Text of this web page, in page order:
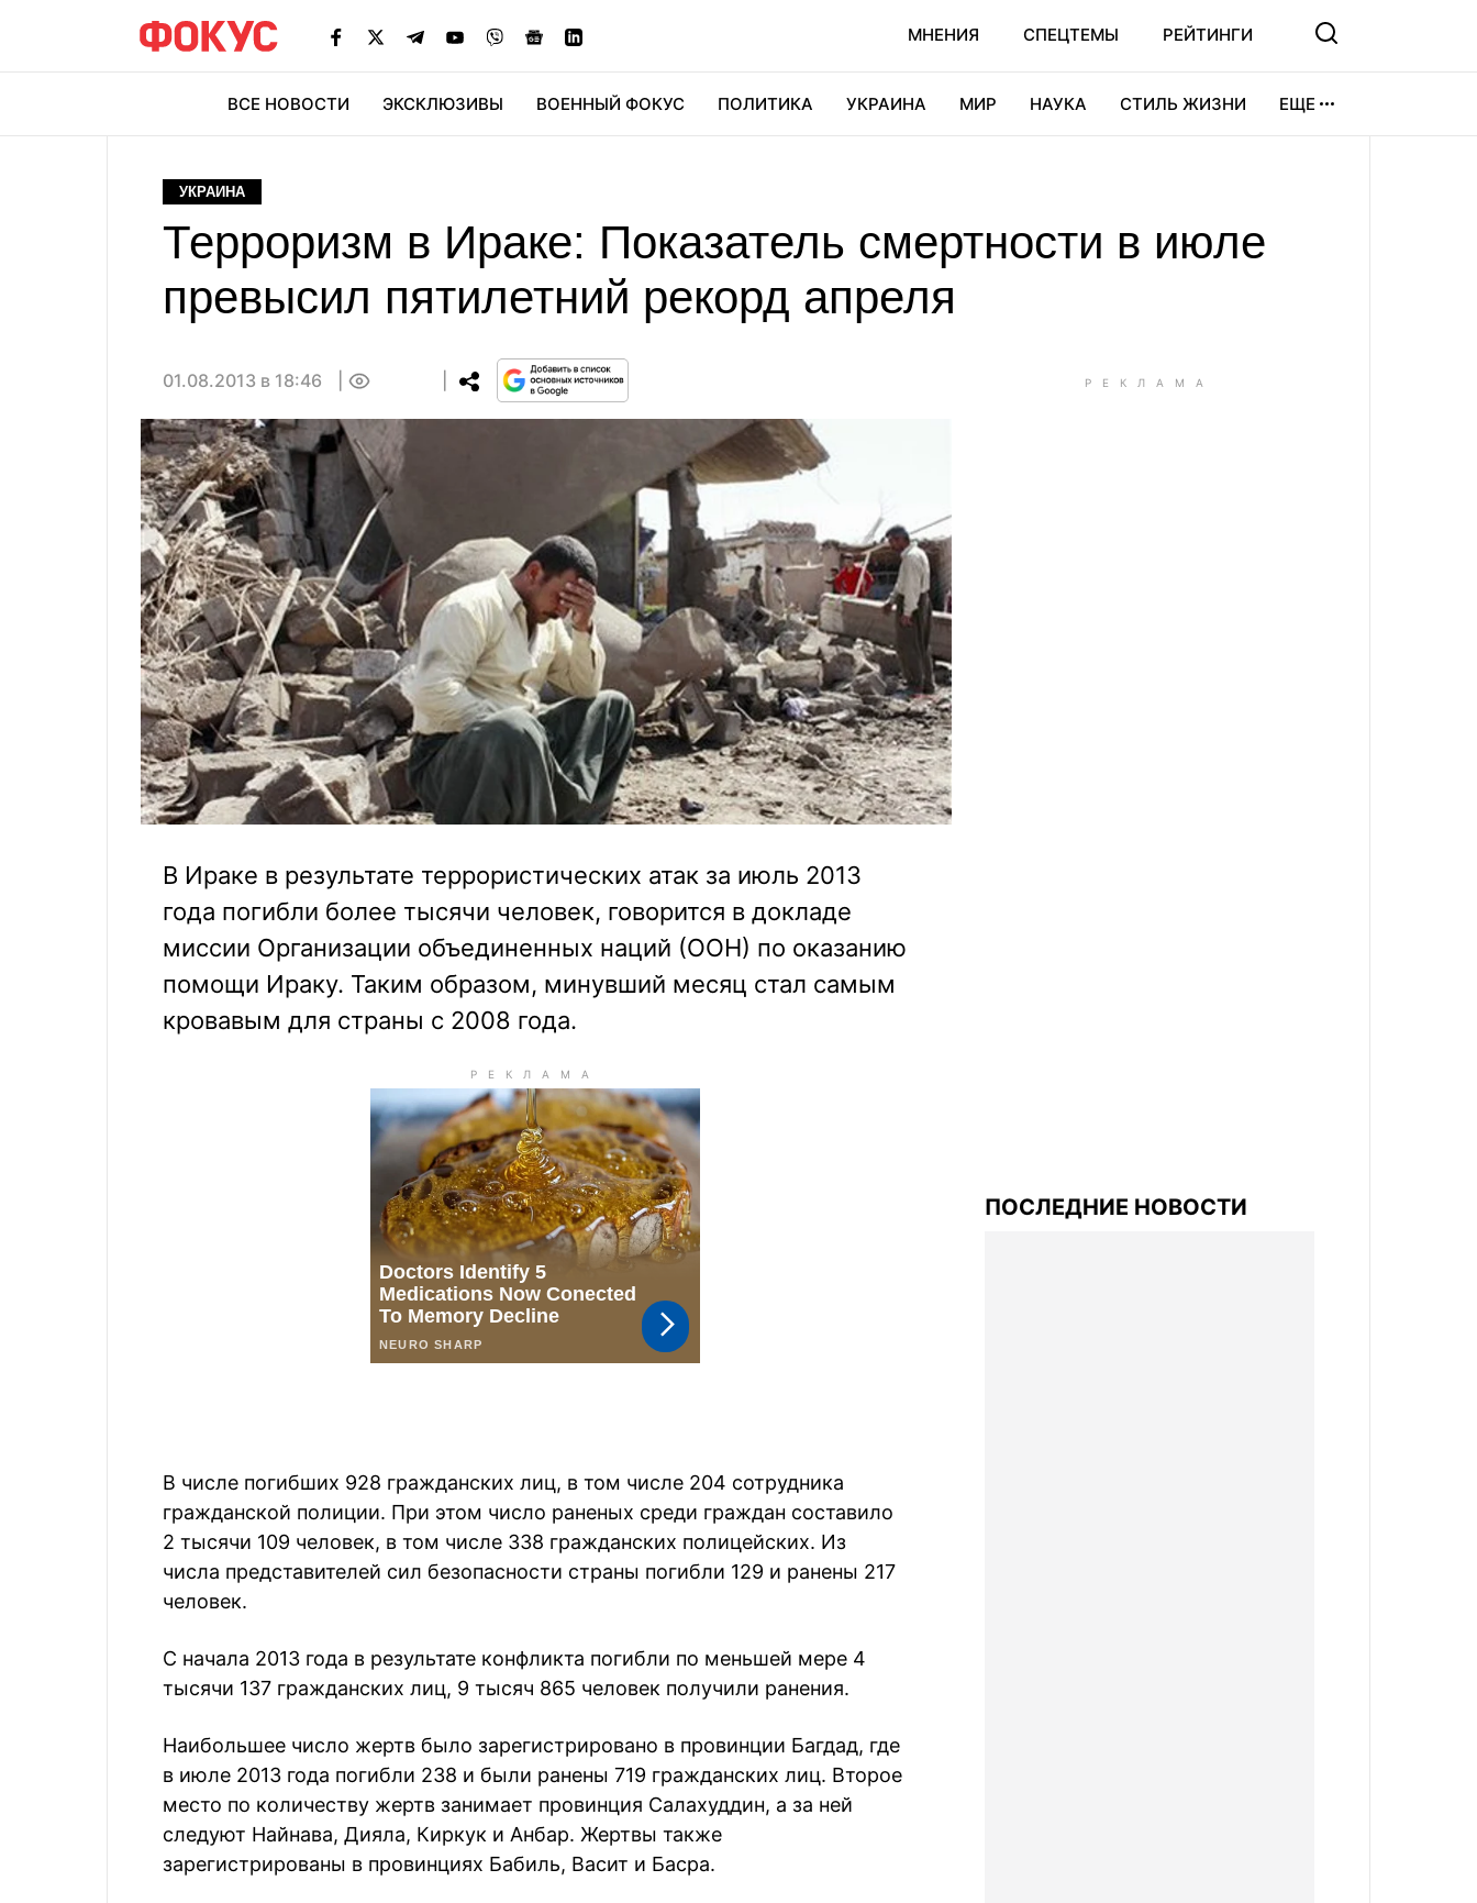
МНЕНИЯ СПЕЦТЕМЫ РЕЙТИНГИ
ВСЕ НОВОСТИ ЭКСКЛЮЗИВЫ ВОЕННЫЙ ФОКУС ПОЛИТИКА УКРАИНА МИР НАУКА СТИЛЬ ЖИЗНИ ЕЩЕ
УКРАИНА
Терроризм в Ираке: Показатель смертности в июле
превысил пятилетний рекорд апреля
01.08.2013 в 18:46
В Ираке в результате террористических атак за июль 2013
года погибли более тысячи человек, говорится в докладе
миссии Организации объединенных наций (ООН) по оказанию
помощи Ираку. Таким образом, минувший месяц стал самым
кровавым для страны с 2008 года.
В числе погибших 928 гражданских лиц, в том числе 204 сотрудника
гражданской полиции. При этом число раненых среди граждан составило
2 тысячи 109 человек, в том числе 338 гражданских полицейских. Из
числа представителей сил безопасности страны погибли 129 и ранены 217
человек.
С начала 2013 года в результате конфликта погибли по меньшей мере 4
тысячи 137 гражданских лиц, 9 тысяч 865 человек получили ранения.
Наибольшее число жертв было зарегистрировано в провинции Багдад, где
в июле 2013 года погибли 238 и были ранены 719 гражданских лиц. Второе
место по количеству жертв занимает провинция Салахуддин, а за ней
следуют Найнава, Дияла, Киркук и Анбар. Жертвы также
зарегистрированы в провинциях Бабиль, Васит и Басра.
ПОСЛЕДНИЕ НОВОСТИ